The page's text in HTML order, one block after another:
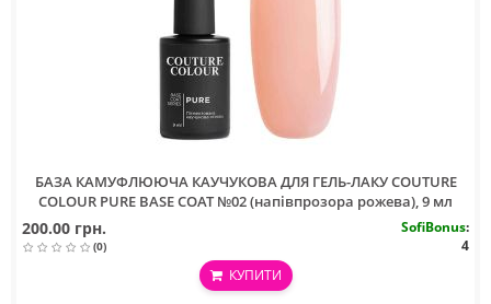
БАЗА КАМУФЛЮЮЧА КАУЧУКОВА ДЛЯ ГЕЛЬ-ЛАКУ COUTURE
COLOUR PURE BASE COAT №02 (напівпрозора рожева), 9 мл
200.00 грн.
(0)
SofiBonus:
4
КУПИТИ